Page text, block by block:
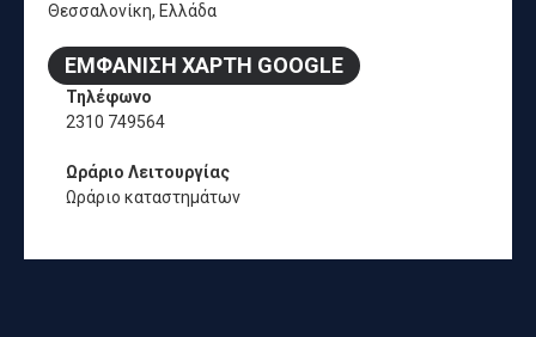
Θεσσαλονίκη, Ελλάδα
ΕΜΦΆΝΙΣΗ ΧΆΡΤΗ GOOGLE
Τηλέφωνο
2310 749564
Ωράριο Λειτουργίας
Ωράριο καταστημάτων